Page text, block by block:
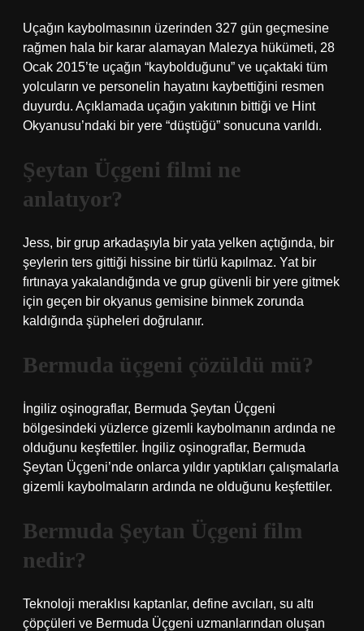
Uçağın kaybolmasının üzerinden 327 gün geçmesine
rağmen hala bir karar alamayan Malezya hükümeti, 28
Ocak 2015’te uçağın “kaybolduğunu” ve uçaktaki tüm
yolcuların ve personelin hayatını kaybettiğini resmen
duyurdu. Açıklamada uçağın yakıtının bittiği ve Hint
Okyanusu’ndaki bir yere “düştüğü” sonucuna varıldı.
Şeytan Üçgeni filmi ne
anlatıyor?
Jess, bir grup arkadaşıyla bir yata yelken açtığında, bir
şeylerin ters gittiği hissine bir türlü kapılmaz. Yat bir
fırtınaya yakalandığında ve grup güvenli bir yere gitmek
için geçen bir okyanus gemisine binmek zorunda
kaldığında şüpheleri doğrulanır.
Bermuda üçgeni çözüldü mü?
İngiliz oşinograflar, Bermuda Şeytan Üçgeni
bölgesindeki yüzlerce gizemli kaybolmanın ardında ne
olduğunu keşfettiler. İngiliz oşinograflar, Bermuda
Şeytan Üçgeni’nde onlarca yıldır yaptıkları çalışmalarla
gizemli kaybolmaların ardında ne olduğunu keşfettiler.
Bermuda Şeytan Üçgeni film
nedir?
Teknoloji meraklısı kaptanlar, define avcıları, su altı
çöpçüleri ve Bermuda Üçgeni uzmanlarından oluşan